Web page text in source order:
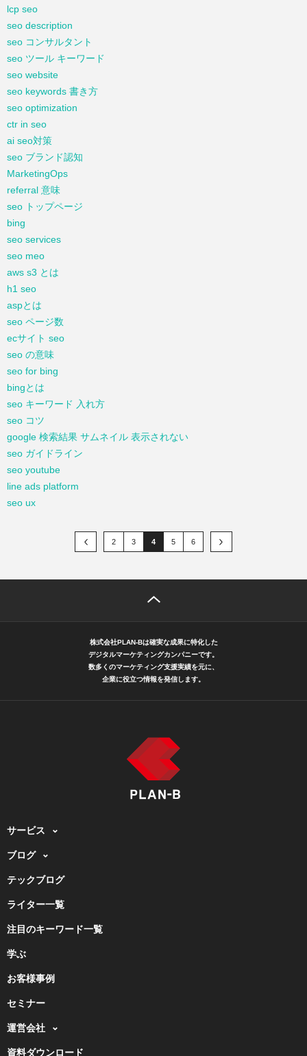
lcp seo
seo description
seo コンサルタント
seo ツール キーワード
seo website
seo keywords 書き方
seo optimization
ctr in seo
ai seo対策
seo ブランド認知
MarketingOps
referral 意味
seo トップページ
bing
seo services
seo meo
aws s3 とは
h1 seo
aspとは
seo ページ数
ecサイト seo
seo の意味
seo for bing
bingとは
seo キーワード 入れ方
seo コツ
google 検索結果 サムネイル 表示されない
seo ガイドライン
seo youtube
line ads platform
seo ux
2 3 4 5 6
株式会社PLAN-Bは確実な成果に特化した
デジタルマーケティングカンパニーです。
数多くのマーケティング支援実績を元に、
企業に役立つ情報を発信します。
サービス
ブログ
テックブログ
ライター一覧
注目のキーワード一覧
学ぶ
お客様事例
セミナー
運営会社
資料ダウンロード